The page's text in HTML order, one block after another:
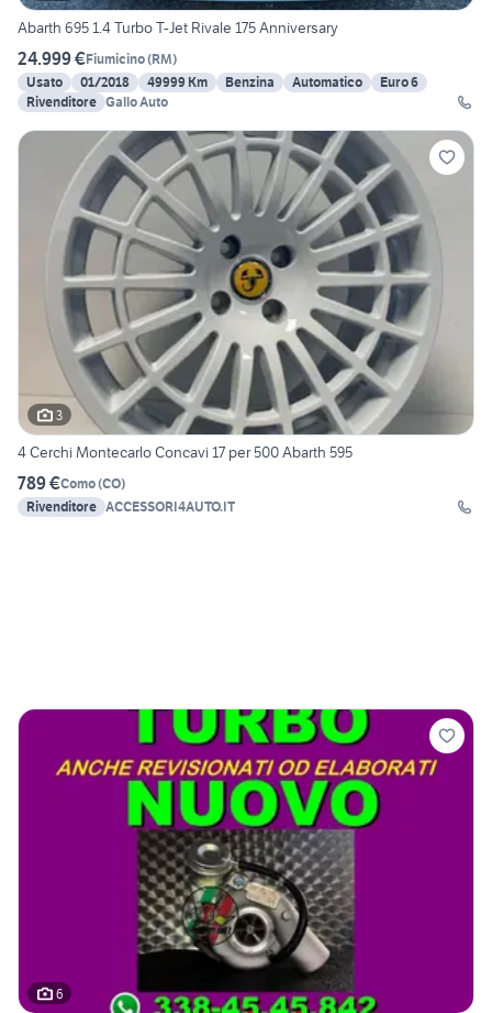
Abarth 695 1.4 Turbo T-Jet Rivale 175 Anniversary
24.999 €Fiumicino(RM)
Usato
01/2018 49999 Km Benzina Automatico
Euro 6
Rivenditore Gallo Auto
3
4 Cerchi Montecarlo Concavi 17 per 500 Abarth 595
789 €Como(CO)
Rivenditore ACCESSORI4AUTO.IT
6